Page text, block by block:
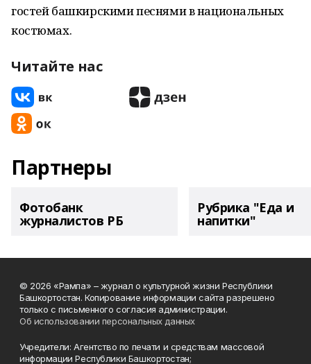
гостей башкирскими песнями в национальных
костюмах.
Читайте нас
Партнеры
Фотобанк
журналистов РБ
Рубрика "Еда и
напитки"
© 2026 «Рампа» – журнал о культурной жизни Республики
Башкортостан. Копирование информации сайта разрешено
только с письменного согласия администрации.
Об использовании персональных данных
Учредители: Агентство по печати и средствам массовой
информации Республики Башкортостан;